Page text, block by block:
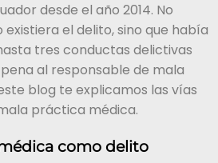
desde el año 2014. No
el delito, sino que había
tres conductas delictivas
al responsable de mala
blog te explicamos las vías
práctica médica.
como delito